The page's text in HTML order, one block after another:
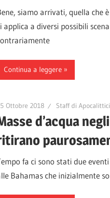
siamo arrivati, quella che
applica a diversi possibili
Continua a leggere
Ottobre 2018 Staff di Apocalittici
d’acqua
fa ci sono stati due
Bahamas che inizialmente